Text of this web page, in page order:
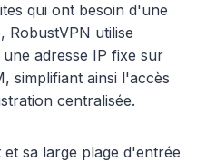
qui ont besoin d'une
RobustVPN utilise
adresse IP fixe sur
simplifiant ainsi l'accès
centralisée.
sa large plage d'entrée